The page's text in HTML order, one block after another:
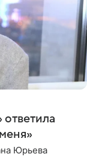
ответила
Юрьева